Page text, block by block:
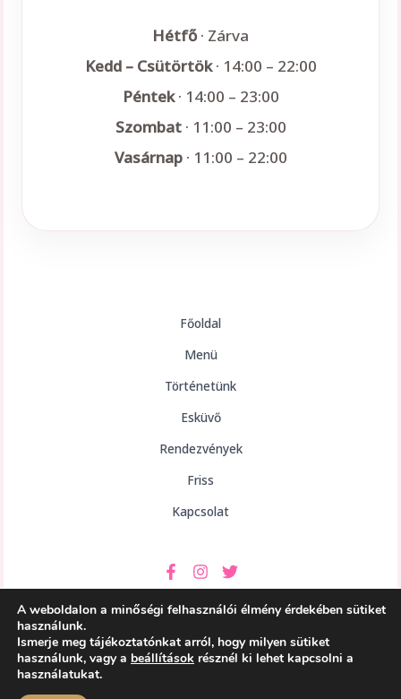
Hétfő· Zárva
Kedd – Csütörtök· 14:00 – 22:00
Péntek· 14:00 – 23:00
Szombat· 11:00 – 23:00
Vasárnap· 11:00 – 22:00
Főoldal
Menü
Történetünk
Esküvő
Rendezvények
Friss
Kapcsolat
Copyright © 2026 aHely Étterem
A weboldalon a minőségi felhasználói élmény érdekében sütiket
használunk.
Ismerje meg tájékoztatónkat arról, hogy milyen sütiket
használunk, vagy a beállítások résznél ki lehet kapcsolni a
használatukat.